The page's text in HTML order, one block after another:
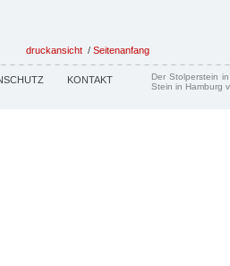
druckansicht / Seitenanfang
KONTAKT
Der Stolperstein
Stein in Hamburg